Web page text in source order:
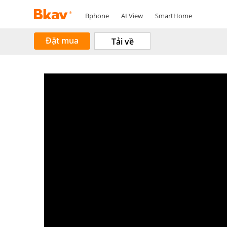
Bphone AI View SmartHome
Đặt mua Tải về